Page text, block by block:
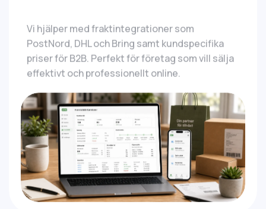
Vi hjälper med fraktintegrationer som
PostNord, DHL och Bring samt kundspecifika
priser för B2B. Perfekt för företag som vill sälja
effektivt och professionellt online.